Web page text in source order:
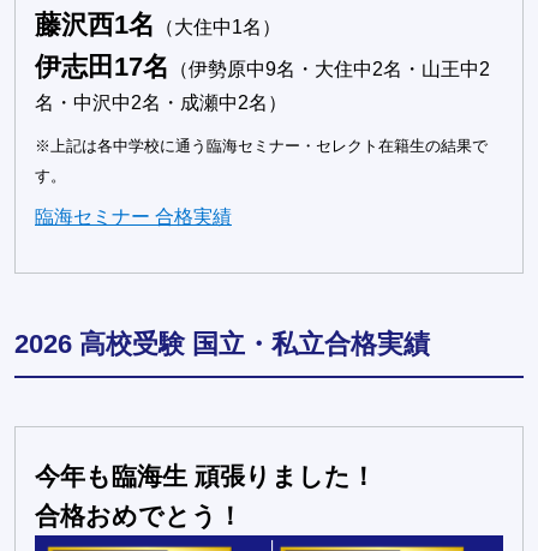
藤沢西1名 （大住中1名）
伊志田17名
（伊勢原中9名・大住中2名・山王中2
名・中沢中2名・成瀬中2名）
※上記は各中学校に通う臨海セミナー・セレクト在籍生の結果で
す。
臨海セミナー 合格実績
2026 高校受験 国立・私立合格実績
今年も臨海生 頑張りました！
合格おめでとう！